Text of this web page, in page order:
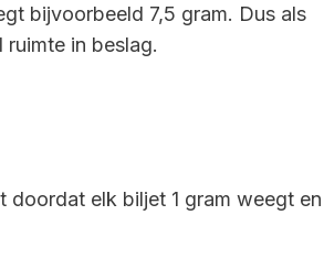
bijvoorbeeld 7,5 gram. Dus als
ruimte in beslag.
elk biljet 1 gram weegt en